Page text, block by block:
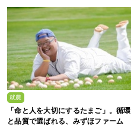
就農
「命と人を大切にするたまご」。循環
と品質で選ばれる、みずほファーム